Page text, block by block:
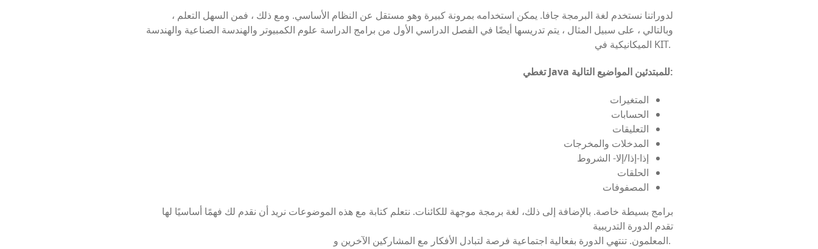
لدوراتنا نستخدم لغة البرمجة جافا. يمكن استخدامه بمرونة كبيرة وهو مستقل عن النظام الأساسي. ومع ذلك ، فمن السهل التعلم ،
وبالتالي ، على سبيل المثال ، يتم تدريسها أيضًا في الفصل الدراسي الأول من برامج الدراسة علوم الكمبيوتر والهندسة الصناعية والهندسة
الميكانيكية في KIT.
تغطيJava للمبتدئينالمواضيع التالية:
المتغيرات
الحسابات
التعليقات
المدخلات والمخرجات
إذا-إذا/إلا- الشروط
الحلقات
المصفوفات
برامج بسيطة خاصة. بالإضافة إلى ذلك،
تقدم الدورة التدريبية
المعلمون. تنتهي الدورة بفعالية اجتماعية.